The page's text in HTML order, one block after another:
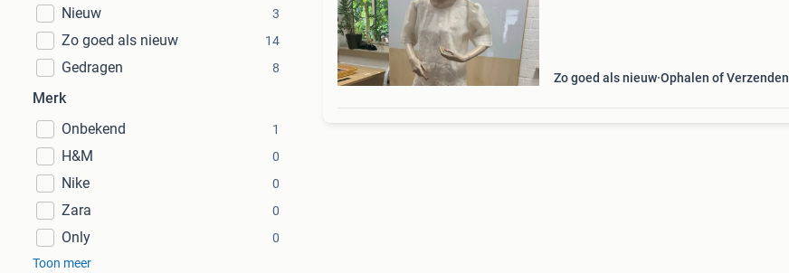
Nieuw
3
Zo goed als nieuw 14
Gedragen 8
Merk
Onbekend
1
H&M 0
Nike 0
Zara 0
Only
0
Toon meer
Zo goed als nieuw Ophalen of Verzenden